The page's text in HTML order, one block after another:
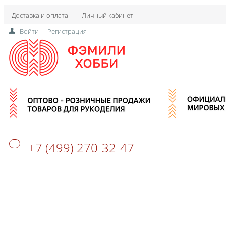
Доставка и оплата
Личный кабинет
Войти
Регистрация
+7 (499) 270-32-47